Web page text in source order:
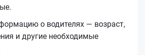
о водителях — возраст,
и другие необходимые